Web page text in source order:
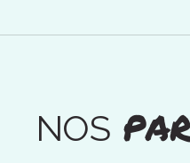
NOS